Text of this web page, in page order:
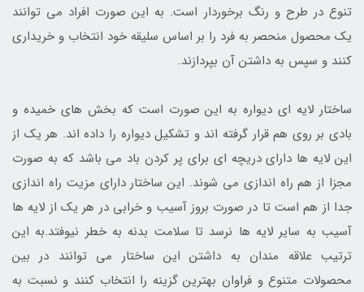
تنوع در طرح و رنگ برخوردار است. به این صورت افراد می توانند
یک محصول منحصر به فرد را بر اساس سلیقه خود انتخاب و خریداری
کنند و سپس به داشتن آن بپردازند.
ساختار لایه ای دیواره به این صورت است که بخش های خمیده و
بادی بر روی هم قرار گرفته اند و تشکیل دیواره را داده اند. هر یک از
این لایه ها دارای دریچه ای برای پر کردن باد می باشد که به صورت
مجزا از هم راه اندازی می شوند. این ساختار دارای مزیت راه اندازی
جدا از هم است تا در صورت بروز آسیب و خرابی در هر یک از لایه ها
آسیب به سایر لایه ها نرسد تا سلامت بدنه به خطر نیوفتد.به این
ترتیب علاقه مندان به داشتن این ساختار می توانند در بین
محصولات متنوع و فراوان بهترین گزینه را انتخاب کنند و نسبت به